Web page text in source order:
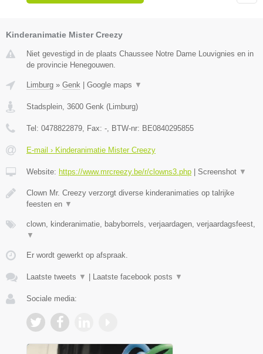
Kinderanimatie Mister Creezy
Niet gevestigd in de plaats Chaussee Notre Dame Louvignies en in
de provincie Henegouwen.
Limburg » Genk Google maps ▼
Stadsplein, 3600 Genk (Limburg)
Tel: 0478822879, Fax: -, BTW-nr: BE0840295855
E-mail › Kinderanimatie Mister Creezy
Website: https://www.mrcreezy.be/r/clowns3.php Screenshot ▼
Clown Mr. Creezy verzorgt diverse kinderanimaties op talrijke
feesten en ▼
clown, kinderanimatie, babyborrels, verjaardagen, verjaardagsfeest,
▼
Er wordt gewerkt op afspraak.
Laatste tweets ▼ Laatste facebook posts ▼
Sociale media: